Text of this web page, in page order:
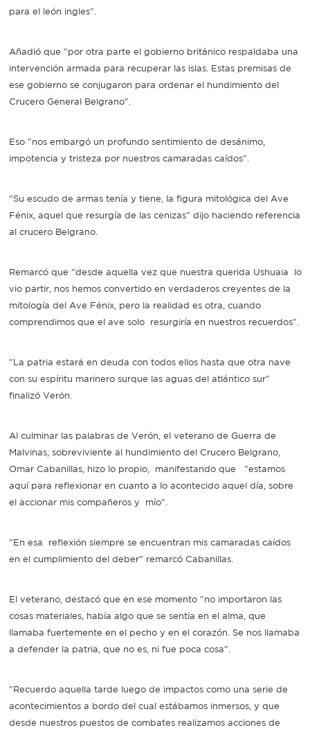
para el león ingles".
Añadió que "por otra parte el gobierno británico respaldaba una
intervención armada para recuperar las islas. Estas premisas de
ese gobierno se conjugaron para ordenar el hundimiento del
Crucero General Belgrano".
Eso "nos embargó un profundo sentimiento de desánimo,
impotencia y tristeza por nuestros camaradas caídos".
"Su escudo de armas tenía y tiene, la figura mitológica del Ave
Fénix, aquel que resurgía de las cenizas" dijo haciendo referencia
al crucero Belgrano.
Remarcó que "desde aquella vez que nuestra querida Ushuaia lo
vio partir, nos hemos convertido en verdaderos creyentes de la
mitología del Ave Fénix, pero la realidad es otra, cuando
comprendimos que el ave solo resurgiría en nuestros recuerdos".
"La patria estará en deuda con todos ellos hasta que otra nave
con su espíritu marinero surque las aguas del atlántico sur"
finalizó Verón.
Al culminar las palabras de Verón, el veterano de Guerra de
Malvinas, sobreviviente al hundimiento del Crucero Belgrano,
Omar Cabanillas, hizo lo propio, manifestando que "estamos
aquí para reflexionar en cuanto a lo acontecido aquel día, sobre
el accionar mis compañeros y mío".
"En esa reflexión siempre se encuentran mis camaradas caídos
en el cumplimiento del deber" remarcó Cabanillas.
El veterano, destacó que en ese momento "no importaron las
cosas materiales, había algo que se sentía en el alma, que
llamaba fuertemente en el pecho y en el corazón. Se nos llamaba
a defender la patria, que no es, ni fue poca cosa".
"Recuerdo aquella tarde luego de impactos como una serie de
acontecimientos a bordo del cual estábamos inmersos, y que
desde nuestros puestos de combates realizamos acciones de